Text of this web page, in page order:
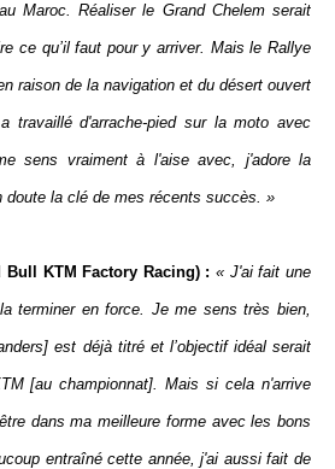
Maroc. Réaliser le Grand Chelem serait
ce qu’il faut pour y arriver. Mais le Rallye
raison de la navigation et du désert ouvert
travaillé d'arrache-pied sur la moto avec
sens vraiment à l'aise avec, j'adore la
doute la clé de mes récents succès. »
Bull KTM Factory Racing) : « J'ai fait une
terminer en force. Je me sens très bien,
est déjà titré et l’objectif idéal serait
[au championnat]. Mais si cela n'arrive
dans ma meilleure forme avec les bons
entraîné cette année, j'ai aussi fait de